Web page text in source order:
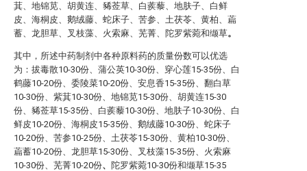
萁、地锦苋、胡黄连、豨莶草、白蒺藜、地肤子、白鲜
皮、海桐皮、鹅绒藤、蛇床子、苦参、土茯苓、黄柏、萹
蓄、龙胆草、叉枝藻、火索麻、芜菁、陀罗紫菀和缬草。
其中，所述中药制剂中各种原料药的质量份数可以优选
为：拔毒散10-30份、蒲公英10-30份、穿心莲15-35份、白
鹤藤10-20份、委陵菜10-20份、安息香15-35份、翻白草
10-30份、紫萁10-30份、地锦苋15-30份、胡黄连15-30
份、豨莶草15-35份、白蒺藜10-30份、地肤子10-30份、白
鲜皮10-20份、海桐皮15-35份、鹅绒藤10-30份、蛇床子
10-20份、苦参10-25份、土茯苓15-30份、黄柏10-30份、
萹蓄10-20份、龙胆草15-30份、叉枝藻15-35份、火索麻
10-30份、芜菁10-20份、 陀罗紫菀10-30份和缬草15-35